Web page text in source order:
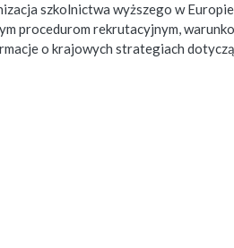
szkolnictwa wyższego w
procedurom rekrutacyjnym,
o krajowych strategiach